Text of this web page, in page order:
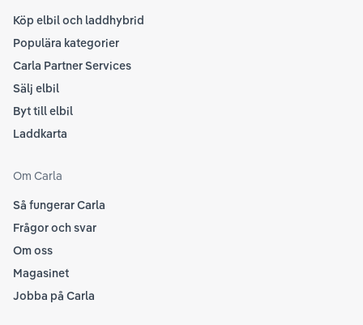
Köp elbil och laddhybrid
Populära kategorier
Carla Partner Services
Sälj elbil
Byt till elbil
Laddkarta
Om Carla
Så fungerar Carla
Frågor och svar
Om oss
Magasinet
Jobba på Carla